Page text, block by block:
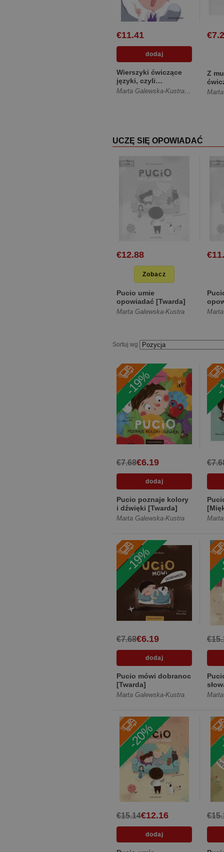
€11.41
Wierszyki ćwiczące
języki, czyli
rymowanki
Marta Galewska-Kustra
, Elżbieta
Z
UCZĘ SIĘ OPOWIADAĆ
€12.88
Zobacz
Pucio umie
opowiadać [Twarda]
Marta Galewska-Kustra
Sortuj wg
-19%
€6.19
€7.68
Pucio poznaje kolory
i dźwięki [Twarda]
Marta Galewska-Kustra
-
-19%
€6.19
€7.68
Pucio mówi dobranoc
[Twarda]
Marta Galewska-Kustra
-20%
€12.16
€15.14